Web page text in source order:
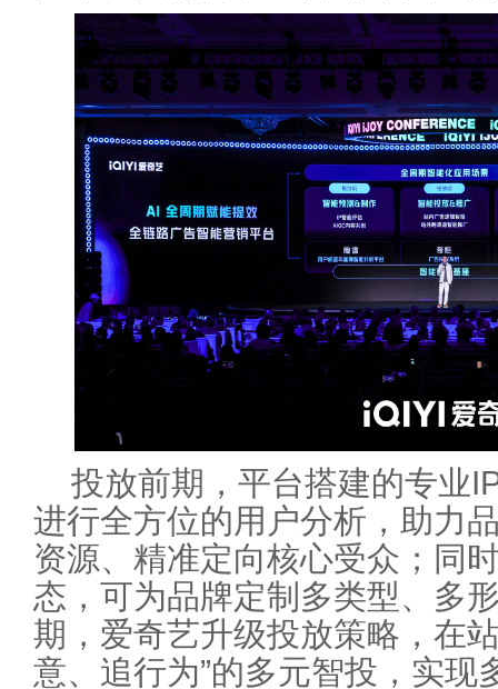
投放前期，平台搭建的专业
进行全方位的用户分析，助力
资源、精准定向核心受众；同
态，可为品牌定制多类型、多
期，爱奇艺升级投放策略，在
意、追行为”的多元智投，实现